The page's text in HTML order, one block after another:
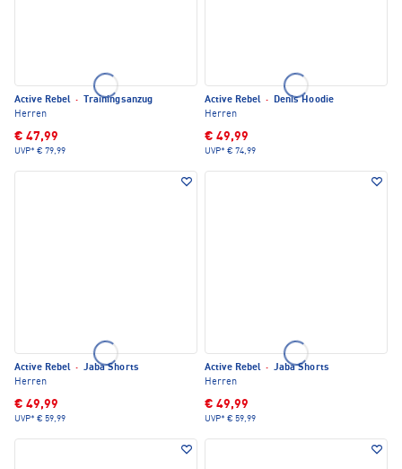
Active Rebel ·
Trainingsanzug
Herren
€ 47,99
UVP* € 79,99
Active Rebel ·
Denis Hoodie
Herren
€ 49,99
UVP* € 74,99
Active Rebel · Jaba Shorts
Herren
€ 49,99
UVP* € 59,99
Active Rebel · Jaba Shorts
Herren
€ 49,99
UVP* € 59,99